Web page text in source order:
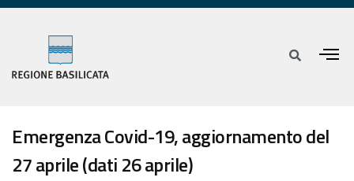
Emergenza Covid-19, aggiornamento del
27 aprile (dati 26 aprile)